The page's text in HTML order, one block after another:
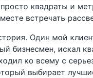
квадраты и
встречать
Один мой
бизнесмен, искал
ко всему с
выбирает